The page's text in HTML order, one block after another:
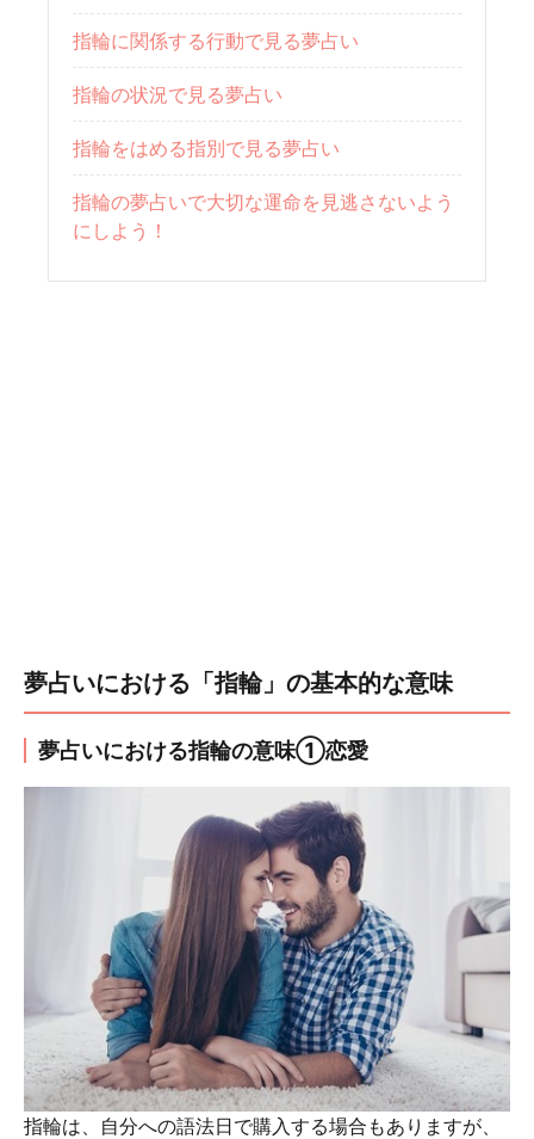
指輪に関係する行動で見る夢占い
指輪の状況で見る夢占い
指輪をはめる指別で見る夢占い
指輪の夢占いで大切な運命を見逃さないよう
にしよう！
夢占いにおける「指輪」の基本的な意味
夢占いにおける指輪の意味①恋愛
指輪は、自分への語法日で購入する場合もありますが、